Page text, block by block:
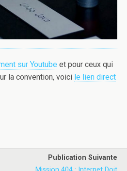
sur Youtube et pour ceux qui
la convention, voici le lien direct
Publication Suivante